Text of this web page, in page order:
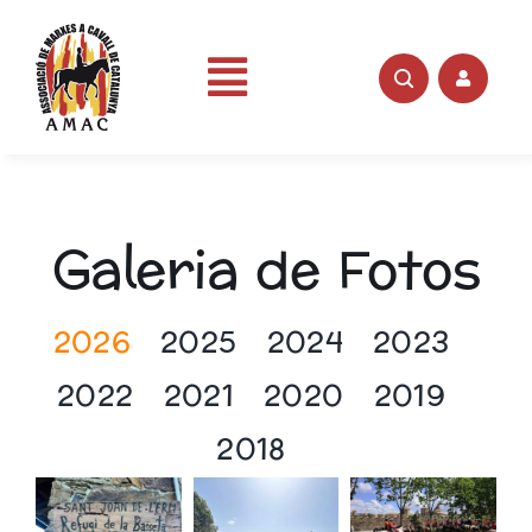
content
Toggle
Fotos
Galeria de Fotos
2026 2025 2024 2023
2022
2021 2020
2019
2018